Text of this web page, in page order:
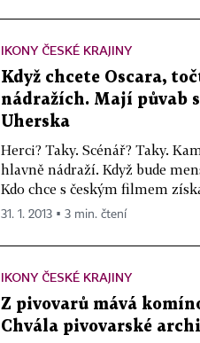
IKONY ČESKÉ KRAJINY
Když chcete Oscara,
nádražích. Mají půvab
Uherska
Herci? Taky. Scénář? Taky.
hlavně nádraží. Když bude
Kdo chce s českým filmem
31. 1. 2013 ▪ 3 min. čtení
IKONY ČESKÉ KRAJINY
Z pivovarů mává
Chvála pivovarské